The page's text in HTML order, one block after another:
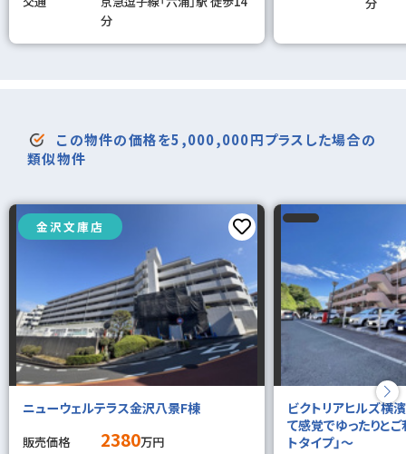
分
この物件の価格を5,000,000円プラスした場合の
類似物件
金沢文庫店
ニューウェルテラス金沢八景F棟
販売価格 2380万円
ビクトリアヒルズ
て感覚でゆったりと
トタイプ」～